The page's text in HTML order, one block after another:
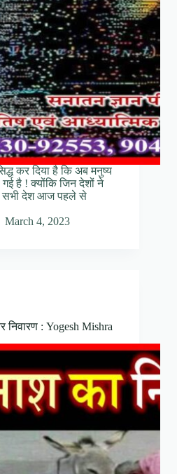
कर दिया है कि अब मनुष्य
है ! क्योंकि जिन देशों ने
सभी देश आज पहले से
March 4, 2023
निवारण : Yogesh Mishra